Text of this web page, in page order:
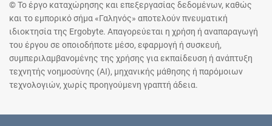
© Το έργο καταχώρησης και επεξεργασίας δεδομένων, καθώς
και το εμπορικό σήμα «Γαληνός» αποτελούν πνευματική
ιδιοκτησία της Ergobyte. Απαγορεύεται η χρήση ή αναπαραγωγή
του έργου σε οποιοδήποτε μέσο, εφαρμογή ή συσκευή,
συμπεριλαμβανομένης της χρήσης για εκπαίδευση ή ανάπτυξη
τεχνητής νοημοσύνης (AI), μηχανικής μάθησης ή παρόμοιων
τεχνολογιών, χωρίς προηγούμενη γραπτή άδεια.